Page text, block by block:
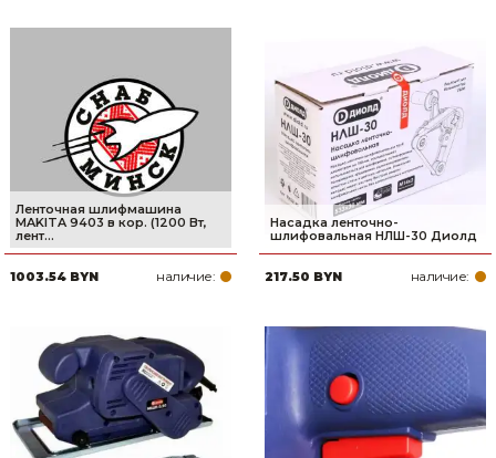
Ленточная шлифмашина
MAKITA 9403 в кор. (1200 Вт,
лент...
1003.54 BYN наличие:
Насадка ленточно-
шлифовальная НЛШ-30 Диолд
217.50 BYN наличие: